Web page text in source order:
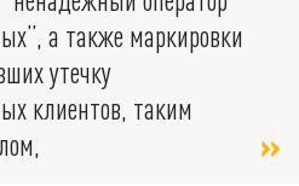
а также маркировки
утечку
клиентов, таким